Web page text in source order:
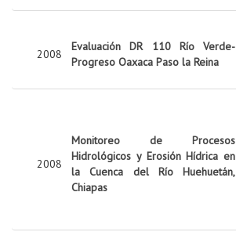
2008
Evaluación DR 110 Río Verde-
Progreso Oaxaca Paso la Reina
2008
Monitoreo de Procesos
Hidrológicos y Erosión Hídrica en
la Cuenca del Río Huehuetán,
Chiapas